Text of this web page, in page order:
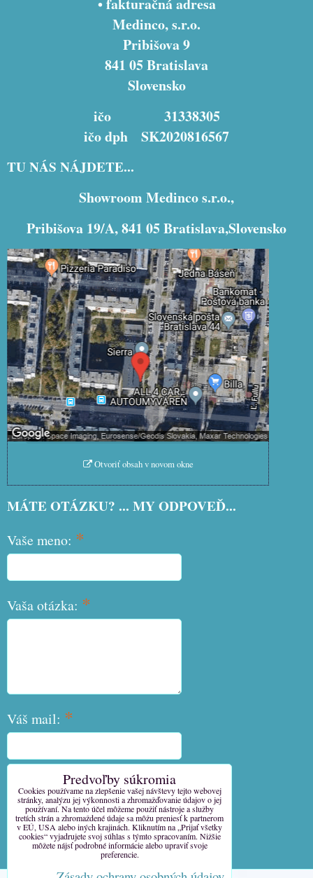
• fakturačná adresa
Medinco, s.r.o.
Pribišova 9
841 05 Bratislava
Slovensko
ičo 31338305
ičo dph SK2020816567
TU NÁS NÁJDETE...
Showroom Medinco s.r.o.,
Pribišova 19/A, 841 05 Bratislava,Slovensko
Externý obsah je blokovaný Voľbami
súkromia
Prajete si načítať externý obsah?
Povoliť tentokrát
Povoliť a zapamätať - súhlas s
druhom cookie: Funkčné
Otvoriť obsah v novom okne
MÁTE OTÁZKU? ... MY ODPOVEĎ...
Vaše meno: *
Vaša otázka: *
Váš mail: *
Váš telefón:*
Odoslať
Predvoľby súkromia
Cookies používame na zlepšenie vašej návštevy tejto webovej
stránky, analýzu jej výkonnosti a zhromažďovanie údajov o jej
používaní. Na tento účel môžeme použiť nástroje a služby
tretích strán a zhromaždené údaje sa môžu preniesť k partnerom
v EÚ, USA alebo iných krajinách. Kliknutím na „Prijať všetky
cookies“ vyjadrujete svoj súhlas s týmto spracovaním. Nižšie
môžete nájsť podrobné informácie alebo upraviť svoje
preferencie.